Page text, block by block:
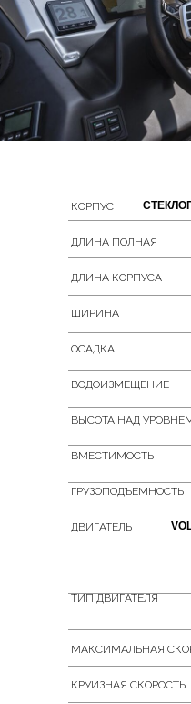
КОРПУС
ДЛИНА ПОЛНАЯ
ДЛИНА КОРПУСА
ШИРИНА
ОСАДКА
ВОДОИЗМЕЩЕНИЕ
ВЫСОТА НАД
ВМЕСТИМОСТЬ
ГРУЗОПОДЪЕМНОСТЬ
ДВИГАТЕЛЬ
ТИП ДВИГАТЕЛЯ
МАКСИМАЛЬНАЯ
КРУИЗНАЯ СКОРОСТЬ